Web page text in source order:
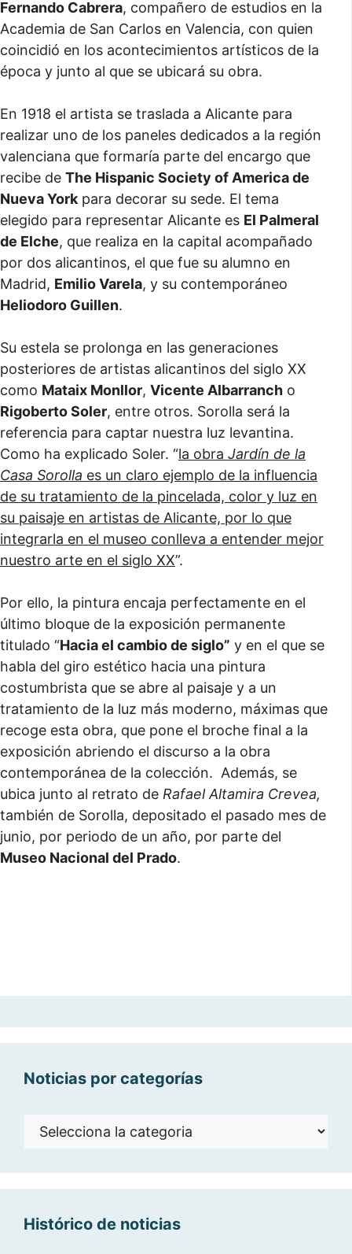
Fernando Cabrera, compañero de estudios en la
Academia de San Carlos en Valencia, con quien
coincidió en los acontecimientos artísticos de la
época y junto al que se ubicará su obra.
En 1918 el artista se traslada a Alicante para
realizar uno de los paneles dedicados a la región
valenciana que formaría parte del encargo que
recibe de The Hispanic Society of America de
Nueva York para decorar su sede. El tema
elegido para representar Alicante es El Palmeral
de Elche, que realiza en la capital acompañado
por dos alicantinos, el que fue su alumno en
Madrid, Emilio Varela, y su contemporáneo
Heliodoro Guillen.
Su estela se prolonga en las generaciones
posteriores de artistas alicantinos del siglo XX
como Mataix Monllor, Vicente Albarranch o
Rigoberto Soler, entre otros. Sorolla será la
referencia para captar nuestra luz levantina.
Como ha explicado Soler. “la obra Jardín de la
Casa Sorolla es un claro ejemplo de la influencia
de su tratamiento de la pincelada, color y luz en
su paisaje en artistas de Alicante, por lo que
integrarla en el museo conlleva a entender mejor
nuestro arte en el siglo XX”.
Por ello, la pintura encaja perfectamente en el
último bloque de la exposición permanente
titulado “Hacia el cambio de siglo” y en el que se
habla del giro estético hacia una pintura
costumbrista que se abre al paisaje y a un
tratamiento de la luz más moderno, máximas que
recoge esta obra, que pone el broche final a la
exposición abriendo el discurso a la obra
contemporánea de la colección. Además, se
ubica junto al retrato de Rafael Altamira Crevea,
también de Sorolla, depositado el pasado mes de
junio, por periodo de un año, por parte del
Museo Nacional del Prado.
Noticias por categorías
Noticias
Histórico de noticias